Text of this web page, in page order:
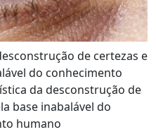
de certezas e
do conhecimento
da desconstrução de
base inabalável do
humano